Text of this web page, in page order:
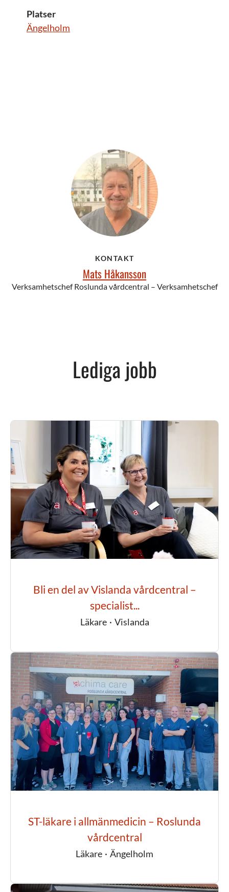
Platser
Ängelholm
KONTAKT
Mats Håkansson
Verksamhetschef Roslunda vårdcentral – Verksamhetschef
Lediga jobb
Bli en del av Vislanda vårdcentral –
specialist...
Läkare · Vislanda
ST-läkare i allmänmedicin – Roslunda
vårdcentral
Läkare · Ängelholm